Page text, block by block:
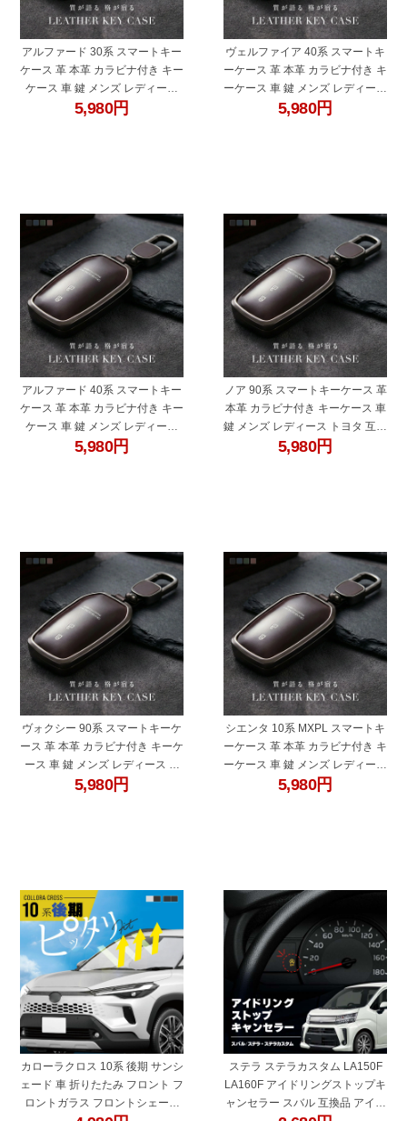
アルファード 30系 スマートキー
ケース 革 本革 カラビナ付き キー
ケース 車 鍵 メンズ レディース
トヨタ 互換品 ブラック ブルー グ
5,980円
ヴェルファイア 40系 スマートキ
ーケース 革 本革 カラビナ付き キ
ーケース 車 鍵 メンズ レディース
トヨタ 互換品 ブラック ブルー グ
5,980円
アルファード 40系 スマートキー
ケース 革 本革 カラビナ付き キー
ケース 車 鍵 メンズ レディース
トヨタ 互換品 ブラック ブルー グ
5,980円
ノア 90系 スマートキーケース 革
本革 カラビナ付き キーケース 車
鍵 メンズ レディース トヨタ 互換
品 ブラック ブルー グリーン ブラ
5,980円
ヴォクシー 90系 スマートキーケ
ース 革 本革 カラビナ付き キーケ
ース 車 鍵 メンズ レディース ボ
クシー トヨタ 互換品 ブラック ブ
5,980円
シエンタ 10系 MXPL スマートキ
ーケース 革 本革 カラビナ付き キ
ーケース 車 鍵 メンズ レディース
トヨタ 互換品 ブラック ブルー グ
5,980円
カローラクロス 10系 後期 サンシ
ェード 車 折りたたみ フロント フ
ロントガラス フロントシェード
ステラ ステラカスタム LA150F
LA160F アイドリングストップキ
ャンセラー スバル 互換品 アイド